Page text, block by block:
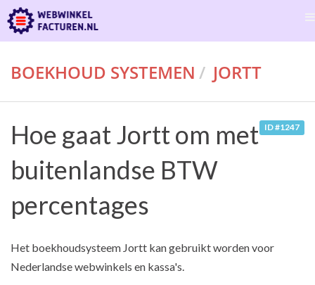
BOEKHOUD SYSTEMEN JORTT
ID #1247
Hoe gaat Jortt om met
buitenlandse BTW
percentages
Het boekhoudsysteem Jortt kan gebruikt worden voor
Nederlandse webwinkels en kassa's.